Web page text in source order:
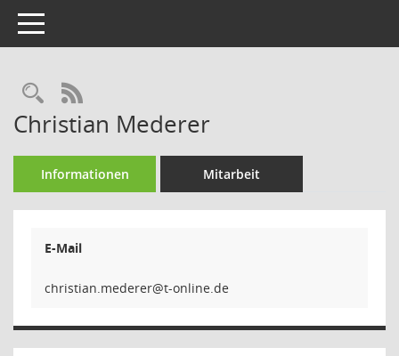
Toggle navigation
Rechercheauswahl
RSS-Feed
Christian Mederer
Informationen Mitarbeit
E-Mail
reredem.